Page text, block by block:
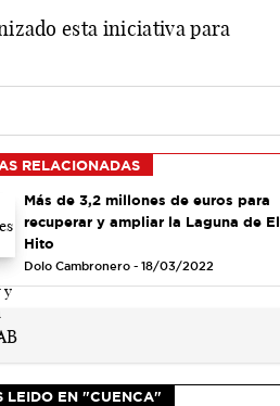
esta iniciativa para
RELACIONADAS
Más de 3,2 millones de euros para
recuperar y ampliar la Laguna de El
Hito
Dolo Cambronero - 18/03/2022
LEIDO EN "CUENCA"